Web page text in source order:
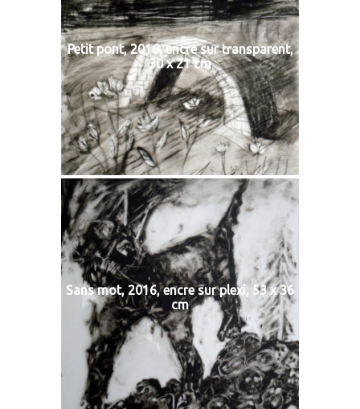
Petit pont, 2016, encre sur transparent,
30 x 21 cm
Sans mot, 2016, encre sur plexi, 53 x 36
cm